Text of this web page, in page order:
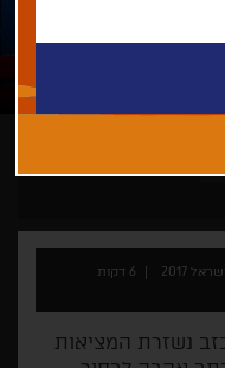
ישראל 2017
6 דקות
נשזרת המציאות